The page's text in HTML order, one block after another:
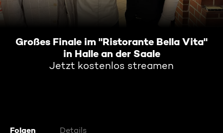
Großes Finale im "Ristorante Bella Vita"
in Halle an der Saale
Jetzt kostenlos streamen
Folgen Details